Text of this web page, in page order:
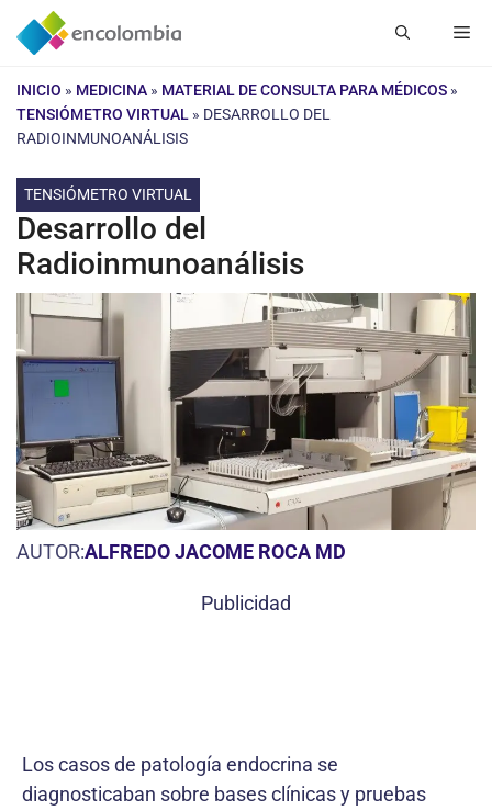
Saltar
INICIO » MEDICINA » MATERIAL DE CONSULTA PARA MÉDICOS »
TENSIÓMETRO VIRTUAL » DESARROLLO DEL
RADIOINMUNOANÁLISIS
TENSIÓMETRO VIRTUAL
Desarrollo del
Radioinmunoanálisis
AUTOR:ALFREDO JACOME ROCA MD
Publicidad
Los casos de patología endocrina se
diagnosticaban sobre bases clínicas y pruebas